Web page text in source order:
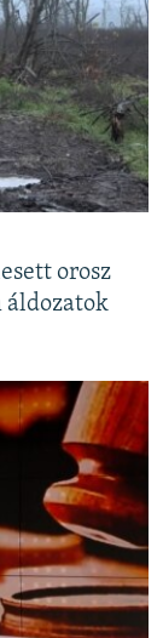
orosz
áldozatok